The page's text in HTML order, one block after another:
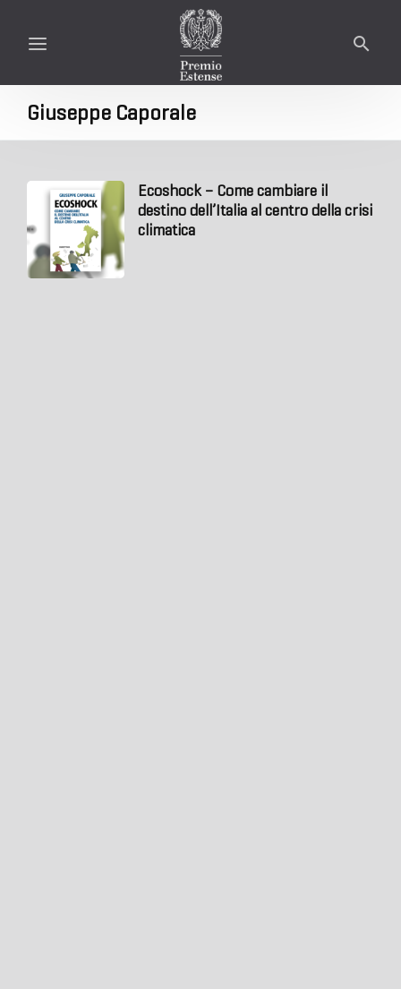
Giuseppe Caporale
Ecoshock – Come cambiare il
destino dell’Italia al centro della crisi
climatica